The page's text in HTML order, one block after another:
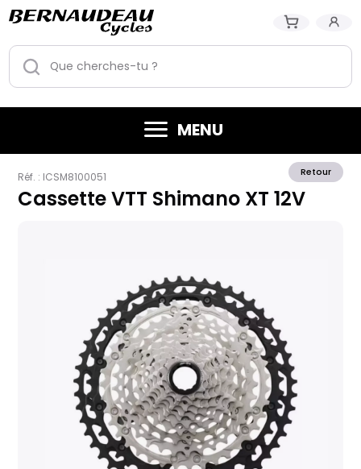
MENU
Retour
Réf. : ICSM8100051
Cassette VTT Shimano XT 12V